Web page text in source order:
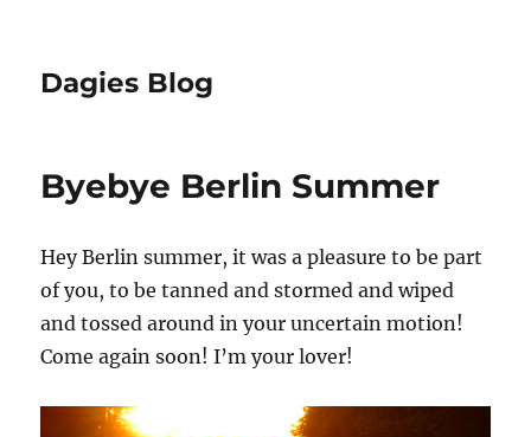
Dagies Blog
Byebye Berlin Summer
Hey Berlin summer, it was a pleasure to be part
of you, to be tanned and stormed and wiped
and tossed around in your uncertain motion!
Come again soon! I’m your lover!